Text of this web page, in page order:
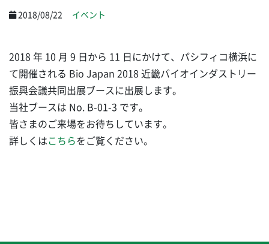
2018/08/22 イベント
2018 年 10 月 9 日から 11 日にかけて、パシフィコ横浜に
て開催される Bio Japan 2018 近畿バイオインダストリー
振興会議共同出展ブースに出展します。
当社ブースは No. B-01-3 です。
皆さまのご来場をお待ちしています。
詳しくはこちらをご覧ください。